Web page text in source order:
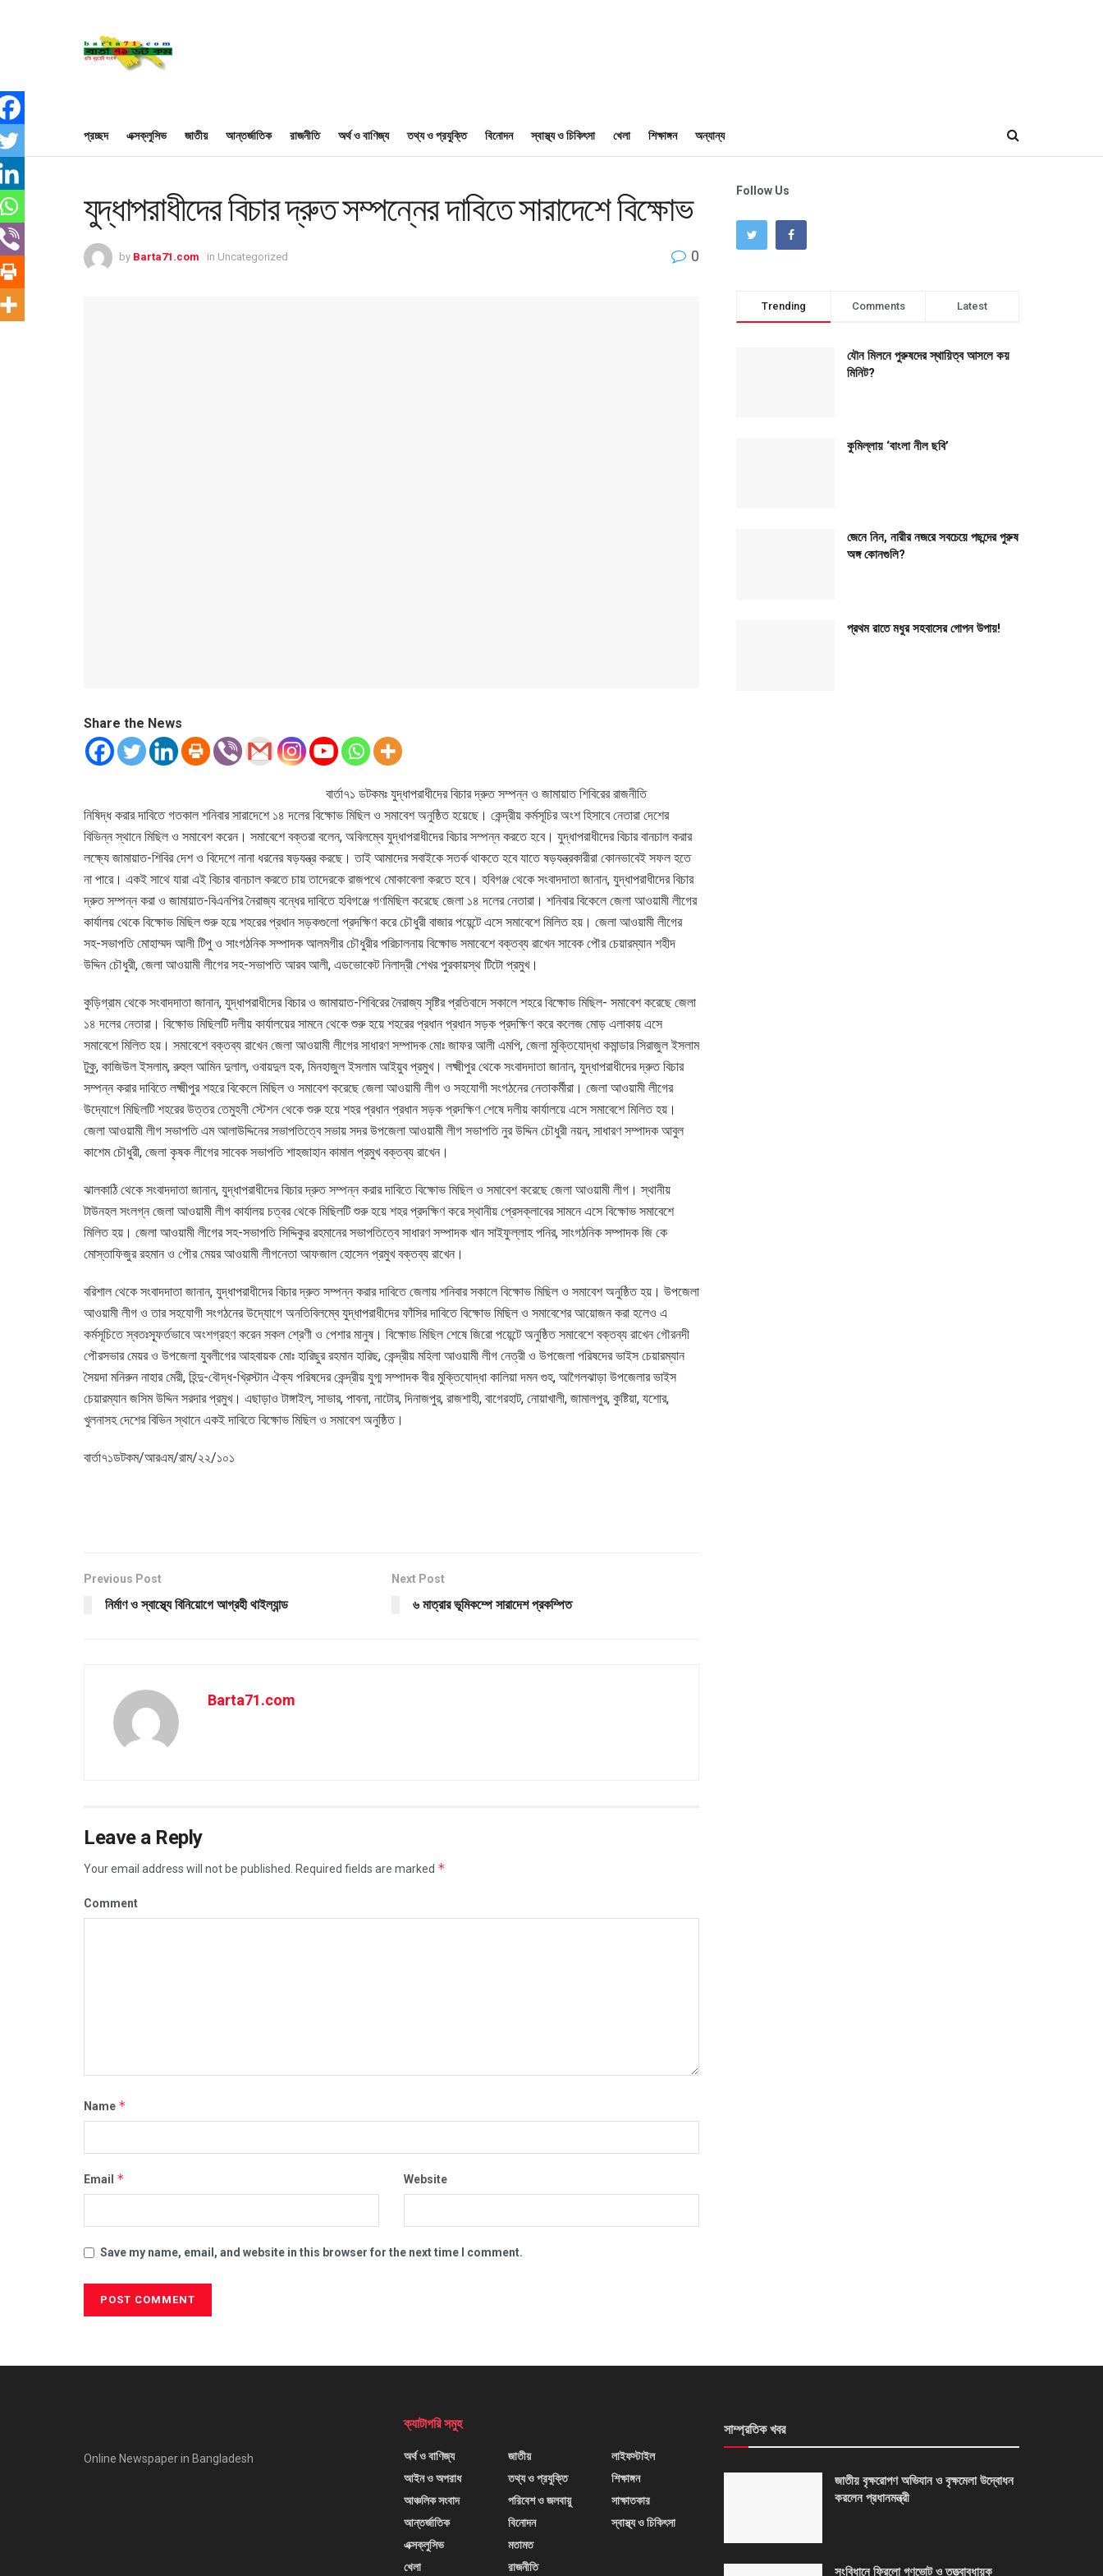
প্রচ্ছদ এক্সক্লুসিভ জাতীয় আন্তর্জাতিক রাজনীতি অর্থ ও বাণিজ্য তথ্য ও প্রযুক্তি বিনোদন স্বাস্থ্য ও চিকিৎসা খেলা শিক্ষাঙ্গন অন্যান্য
যুদ্ধাপরাধীদের বিচার দ্রুত সম্পন্নের দাবিতে সারাদেশে বিক্ষোভ
by Barta71.com in Uncategorized 0
Share the News
বার্তা৭১ ডটকমঃ যুদ্ধাপরাধীদের বিচার দ্রুত সম্পন্ন ও জামায়াত শিবিরের রাজনীতি
নিষিদ্ধ করার দাবিতে গতকাল শনিবার সারাদেশে ১৪ দলের বিক্ষোভ মিছিল ও সমাবেশ অনুষ্ঠিত হয়েছে। কেন্দ্রীয় কর্মসূচির অংশ হিসাবে নেতারা দেশের
বিভিন্ন স্থানে মিছিল ও সমাবেশ করেন। সমাবেশে বক্তরা বলেন, অবিলম্বে যুদ্ধাপরাধীদের বিচার সম্পন্ন করতে হবে। যুদ্ধাপরাধীদের বিচার বানচাল করার
লক্ষ্যে জামায়াত-শিবির দেশ ও বিদেশে নানা ধরনের ষড়যন্ত্র করছে। তাই আমাদের সবাইকে সতর্ক থাকতে হবে যাতে ষড়যন্ত্রকারীরা কোনভাবেই সফল হতে
না পারে। একই সাথে যারা এই বিচার বানচাল করতে চায় তাদেরকে রাজপথে মোকাবেলা করতে হবে। হবিগঞ্জ থেকে সংবাদদাতা জানান, যুদ্ধাপরাধীদের বিচার
দ্রুত সম্পন্ন করা ও জামায়াত-বিএনপির নৈরাজ্য বন্ধের দাবিতে হবিগঞ্জে গণমিছিল করেছে জেলা ১৪ দলের নেতারা। শনিবার বিকেলে জেলা আওয়ামী লীগের
কার্যালয় থেকে বিক্ষোভ মিছিল শুরু হয়ে শহরের প্রধান সড়কগুলো প্রদক্ষিণ করে চৌধুরী বাজার পয়েন্টে এসে সমাবেশে মিলিত হয়। জেলা আওয়ামী লীগের
সহ-সভাপতি মোহাম্মদ আলী টিপু ও সাংগঠনিক সম্পাদক আলমগীর চৌধুরীর পরিচালনায় বিক্ষোভ সমাবেশে বক্তব্য রাখেন সাবেক পৌর চেয়ারম্যান শহীদ
উদ্দিন চৌধুরী, জেলা আওয়ামী লীগের সহ-সভাপতি আরব আলী, এডভোকেট নিলাদ্রী শেখর পুরকায়স্থ টিটো প্রমুখ।
কুড়িগ্রাম থেকে সংবাদদাতা জানান, যুদ্ধাপরাধীদের বিচার ও জামায়াত-শিবিরের নৈরাজ্য সৃষ্টির প্রতিবাদে সকালে শহরে বিক্ষোভ মিছিল- সমাবেশ করেছে জেলা
১৪ দলের নেতারা। বিক্ষোভ মিছিলটি দলীয় কার্যালয়ের সামনে থেকে শুরু হয়ে শহরের প্রধান প্রধান সড়ক প্রদক্ষিণ করে কলেজ মোড় এলাকায় এসে
সমাবেশে মিলিত হয়। সমাবেশে বক্তব্য রাখেন জেলা আওয়ামী লীগের সাধারণ সম্পাদক মোঃ জাফর আলী এমপি, জেলা মুক্তিযোদ্ধা কমান্ডার সিরাজুল ইসলাম
টুকু, কাজিউল ইসলাম, রুহুল আমিন দুলাল, ওবায়দুল হক, মিনহাজুল ইসলাম আইয়ুব প্রমুখ। লক্ষ্মীপুর থেকে সংবাদদাতা জানান, যুদ্ধাপরাধীদের দ্রুত বিচার
সম্পন্ন করার দাবিতে লক্ষ্মীপুর শহরে বিকেলে মিছিল ও সমাবেশ করেছে জেলা আওয়ামী লীগ ও সহযোগী সংগঠনের নেতাকর্মীরা। জেলা আওয়ামী লীগের
উদ্যোগে মিছিলটি শহরের উত্তর তেমুহনী স্টেশন থেকে শুরু হয়ে শহর প্রধান প্রধান সড়ক প্রদক্ষিণ শেষে দলীয় কার্যালয়ে এসে সমাবেশে মিলিত হয়।
জেলা আওয়ামী লীগ সভাপতি এম আলাউদ্দিনের সভাপতিত্বে সভায় সদর উপজেলা আওয়ামী লীগ সভাপতি নুর উদ্দিন চৌধুরী নয়ন, সাধারণ সম্পাদক আবুল
কাশেম চৌধুরী, জেলা কৃষক লীগের সাবেক সভাপতি শাহজাহান কামাল প্রমুখ বক্তব্য রাখেন।
ঝালকাঠি থেকে সংবাদদাতা জানান, যুদ্ধাপরাধীদের বিচার দ্রুত সম্পন্ন করার দাবিতে বিক্ষোভ মিছিল ও সমাবেশ করেছে জেলা আওয়ামী লীগ। স্থানীয়
টাউনহল সংলগ্ন জেলা আওয়ামী লীগ কার্যালয় চত্বর থেকে মিছিলটি শুরু হয়ে শহর প্রদক্ষিণ করে স্থানীয় প্রেসক্লাবের সামনে এসে বিক্ষোভ সমাবেশে
মিলিত হয়। জেলা আওয়ামী লীগের সহ-সভাপতি সিদ্দিকুর রহমানের সভাপতিত্বে সাধারণ সম্পাদক খান সাইফুল্লাহ পনির, সাংগঠনিক সম্পাদক জি কে
মোস্তাফিজুর রহমান ও পৌর মেয়র আওয়ামী লীগনেতা আফজাল হোসেন প্রমুখ বক্তব্য রাখেন।
বরিশাল থেকে সংবাদদাতা জানান, যুদ্ধাপরাধীদের বিচার দ্রুত সম্পন্ন করার দাবিতে জেলায় শনিবার সকালে বিক্ষোভ মিছিল ও সমাবেশ অনুষ্ঠিত হয়। উপজেলা
আওয়ামী লীগ ও তার সহযোগী সংগঠনের উদ্যোগে অনতিবিলম্বে যুদ্ধাপরাধীদের ফাঁসির দাবিতে বিক্ষোভ মিছিল ও সমাবেশের আয়োজন করা হলেও এ
কর্মসূচিতে স্বতঃস্ফূর্তভাবে অংশগ্রহণ করেন সকল শ্রেণী ও পেশার মানুষ। বিক্ষোভ মিছিল শেষে জিরো পয়েন্টে অনুষ্ঠিত সমাবেশে বক্তব্য রাখেন গৌরনদী
পৌরসভার মেয়র ও উপজেলা যুবলীগের আহবায়ক মোঃ হারিছুর রহমান হারিছ, কেন্দ্রীয় মহিলা আওয়ামী লীগ নেত্রী ও উপজেলা পরিষদের ভাইস চেয়ারম্যান
সৈয়দা মনিরুন নাহার মেরী, হিন্দু-বৌদ্ধ-খ্রিস্টান ঐক্য পরিষদের কেন্দ্রীয় যুগ্ম সম্পাদক বীর মুক্তিযোদ্ধা কালিয়া দমন গুহ, আগৈলঝাড়া উপজেলার ভাইস
চেয়ারম্যান জসিম উদ্দিন সরদার প্রমুখ। এছাড়াও টাঙ্গাইল, সাভার, পাবনা, নাটোর, দিনাজপুর, রাজশাহী, বাগেরহাট, নোয়াখালী, জামালপুর, কুষ্টিয়া, যশোর,
খুলনাসহ দেশের বিভিন স্থানে একই দাবিতে বিক্ষোভ মিছিল ও সমাবেশ অনুষ্ঠিত।
বার্তা৭১ডটকম/আরএম/রাম/২২/১০১
Previous Post
নির্মাণ ও স্বাস্থ্যে বিনিয়োগে আগ্রহী থাইল্যান্ড
Next Post
৬ মাত্রার ভূমিকম্পে সারাদেশ প্রকম্পিত
Barta71.com
Leave a Reply
Your email address will not be published. Required fields are marked *
Comment
Name *
Email * Website
Save my name, email, and website in this browser for the next time I comment.
Follow Us
Trending Comments Latest
যৌন মিলনে পুরুষদের স্থায়িত্ব আসলে কয়
মিনিট?
কুমিল্লায় ‘বাংলা নীল ছবি’
জেনে নিন, নারীর নজরে সবচেয়ে পছন্দের পুরুষ
অঙ্গ কোনগুলি?
প্রথম রাতে মধুর সহবাসের গোপন উপায়!
Online Newspaper in Bangladesh
ক্যাটাগরি সমুহ
অর্থ ও বাণিজ্য
আইন ও অপরাধ
আঞ্চলিক সংবাদ
আন্তর্জাতিক
এক্সক্লুসিভ
খেলা
জাতীয়
তথ্য ও প্রযুক্তি
পরিবেশ ও জলবায়ু
বিনোদন
মতামত
রাজনীতি
লাইফস্টাইল
শিক্ষাঙ্গন
সাক্ষাতকার
স্বাস্থ্য ও চিকিৎসা
সাম্প্রতিক খবর
জাতীয় বৃক্ষরোপণ অভিযান ও বৃক্ষমেলা উদ্বোধন
করলেন প্রধানমন্ত্রী
সংবিধানে ফিরলো গণভোট ও তত্ত্বাবধায়ক